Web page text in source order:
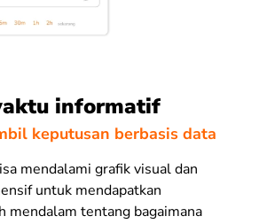
informatif
keputusan berbasis data
mendalami grafik visual dan
untuk mendapatkan
mendalam tentang bagaimana